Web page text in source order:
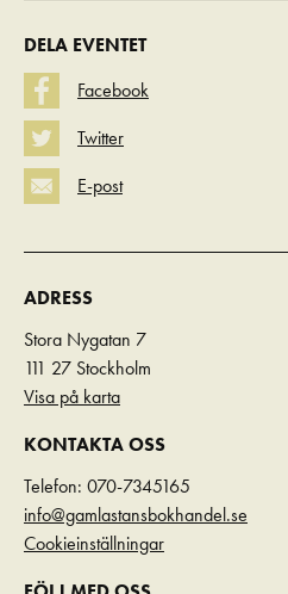
DELA EVENTET
Facebook
Twitter
E-post
ADRESS
Stora Nygatan 7
111 27 Stockholm
Visa på karta
KONTAKTA OSS
Telefon: 070-7345165
info@gamlastansbokhandel.se
Cookieinställningar